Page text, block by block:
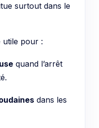
surtout dans le
utile pour :
quand l’arrêt
dans les